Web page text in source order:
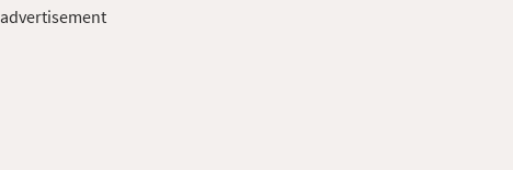
advertisement